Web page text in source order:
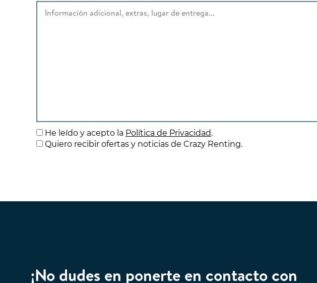
He leído y acepto la Política de Privacidad.
Quiero recibir ofertas y noticias de Crazy Renting.
¡No dudes en ponerte en contacto con